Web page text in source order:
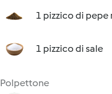
1 pizzico di
1 pizzico di sale
Polpettone